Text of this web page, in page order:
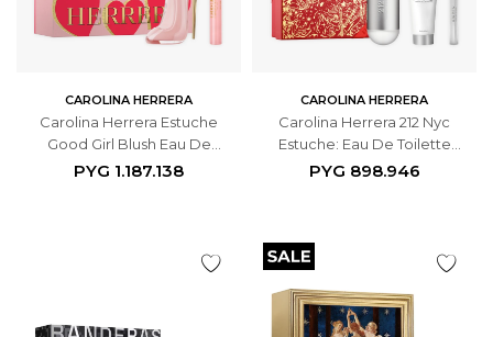
CAROLINA HERRERA
Carolina Herrera Estuche
Good Girl Blush Eau De
Parfum 80ml + 10ml
PYG 1.187.138
CAROLINA HERRERA
Carolina Herrera 212 Nyc
Estuche: Eau De Toilette
100ml - Eau De Toilette 10ml
PYG 898.946